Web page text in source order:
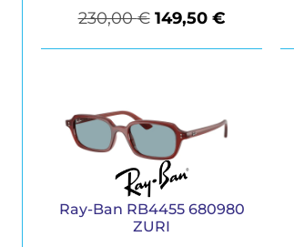
230,00€ 149,50 €
Ray-Ban RB4455 680980
ZURI